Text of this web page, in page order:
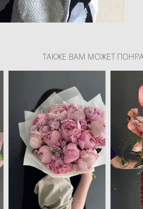
ТАКЖЕ ВАМ МОЖЕТ